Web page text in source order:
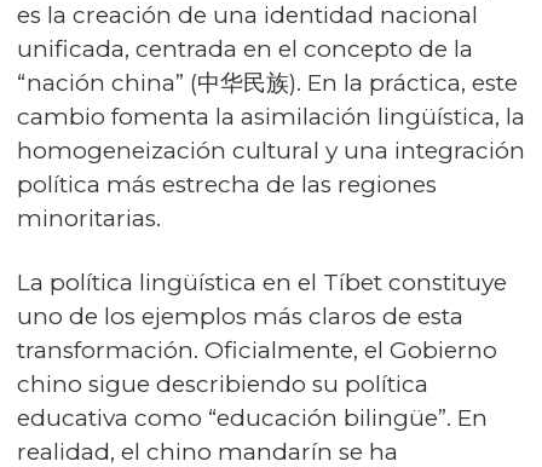
es la creación de una identidad nacional
unificada, centrada en el concepto de la
“nación china” (中华民族). En la práctica, este
cambio fomenta la asimilación lingüística, la
homogeneización cultural y una integración
política más estrecha de las regiones
minoritarias.
La política lingüística en el Tíbet constituye
uno de los ejemplos más claros de esta
transformación. Oficialmente, el Gobierno
chino sigue describiendo su política
educativa como “educación bilingüe”. En
realidad, el chino mandarín se ha